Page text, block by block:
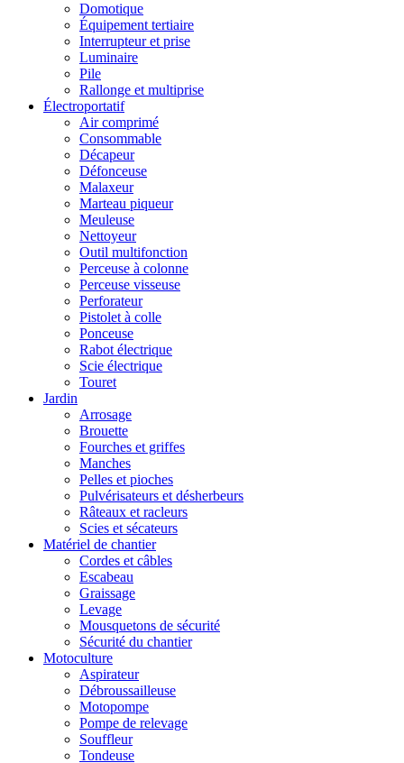
Domotique
Équipement tertiaire
Interrupteur et prise
Luminaire
Pile
Rallonge et multiprise
Électroportatif
Air comprimé
Consommable
Décapeur
Défonceuse
Malaxeur
Marteau piqueur
Meuleuse
Nettoyeur
Outil multifonction
Perceuse à colonne
Perceuse visseuse
Perforateur
Pistolet à colle
Ponceuse
Rabot électrique
Scie électrique
Touret
Jardin
Arrosage
Brouette
Fourches et griffes
Manches
Pelles et pioches
Pulvérisateurs et désherbeurs
Râteaux et racleurs
Scies et sécateurs
Matériel de chantier
Cordes et câbles
Escabeau
Graissage
Levage
Mousquetons de sécurité
Sécurité du chantier
Motoculture
Aspirateur
Débroussailleuse
Motopompe
Pompe de relevage
Souffleur
Tondeuse